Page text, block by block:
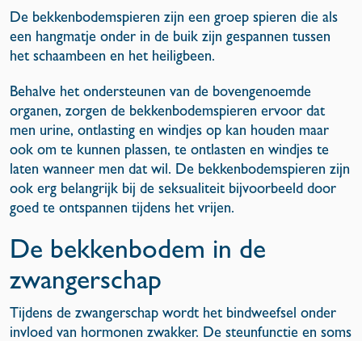
De bekkenbodemspieren zijn een groep spieren die als
een hangmatje onder in de buik zijn gespannen tussen
het schaambeen en het heiligbeen.
Behalve het ondersteunen van de bovengenoemde
organen, zorgen de bekkenbodemspieren ervoor dat
men urine, ontlasting en windjes op kan houden maar
ook om te kunnen plassen, te ontlasten en windjes te
laten wanneer men dat wil. De bekkenbodemspieren zijn
ook erg belangrijk bij de seksualiteit bijvoorbeeld door
goed te ontspannen tijdens het vrijen.
De bekkenbodem in de
zwangerschap
Tijdens de zwangerschap wordt het bindweefsel onder
invloed van hormonen zwakker. De steunfunctie en soms